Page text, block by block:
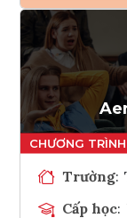
Trường:
Cấp học: